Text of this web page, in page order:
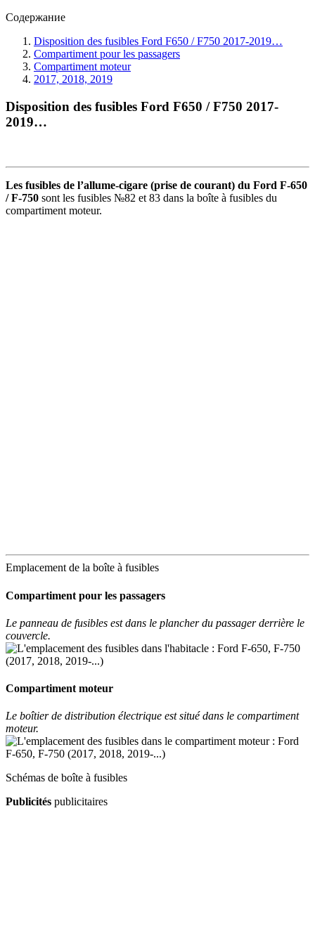
Содержание
Disposition des fusibles Ford F650 / F750 2017-2019…
Compartiment pour les passagers
Compartiment moteur
2017, 2018, 2019
Disposition des fusibles Ford F650 / F750 2017-
2019…
Les fusibles de l’allume-cigare (prise de courant) du Ford F-650
/ F-750 sont les fusibles №82 et 83 dans la boîte à fusibles du
compartiment moteur.
Emplacement de la boîte à fusibles
Compartiment pour les passagers
Le panneau de fusibles est dans le plancher du passager derrière le
couvercle.
Compartiment moteur
Le boîtier de distribution électrique est situé dans le compartiment
moteur.
Schémas de boîte à fusibles
Publicités publicitaires